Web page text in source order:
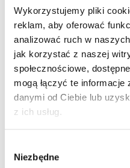
Wykorzystujemy pliki
reklam, aby oferować
analizować ruch w
jak korzystać z naszej
społecznościowe,
mogą łączyć te
danymi od Ciebie lub
z ich usług.
zgody
Niezbędne
Email: *
Company:
Phone: